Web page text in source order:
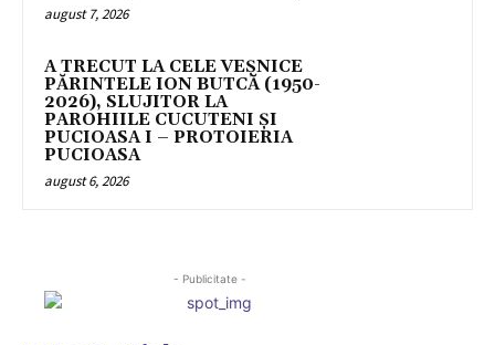
august 7, 2026
A TRECUT LA CELE VEȘNICE
PĂRINTELE ION BUTCĂ (1950-
2026), SLUJITOR LA
PAROHIILE CUCUTENI ȘI
PUCIOASA I – PROTOIERIA
PUCIOASA
august 6, 2026
- Publicitate -